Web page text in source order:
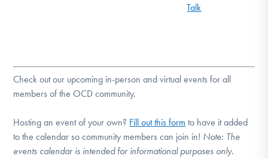
Talk
Check out our upcoming in-person and virtual events for all
members of the OCD community.
Hosting an event of your own? Fill out this form to have it added
to the calendar so community members can join in! Note: The
events calendar is intended for informational purposes only.